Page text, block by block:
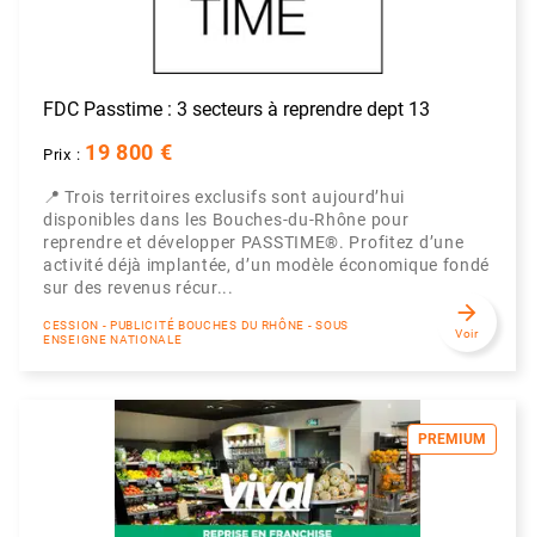
FDC Passtime : 3 secteurs à reprendre dept 13
Prix : 19 800 €
📍 Trois territoires exclusifs sont aujourd’hui
disponibles dans les Bouches-du-Rhône pour
reprendre et développer PASSTIME®. Profitez d’une
activité déjà implantée, d’un modèle économique fondé
sur des revenus récur...
CESSION - PUBLICITÉ BOUCHES DU RHÔNE - SOUS
ENSEIGNE NATIONALE
arrow_forward
Voir
PREMIUM